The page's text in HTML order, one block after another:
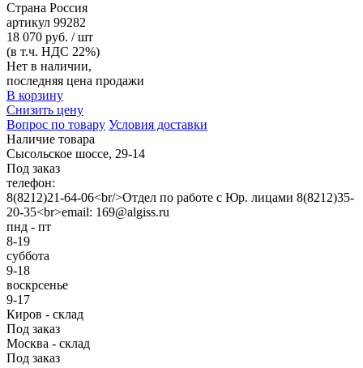
Страна Россия
артикул 99282
18 070 руб. / шт
(в т.ч. НДС 22%)
Нет в наличии,
последняя цена продажи
В корзину
Снизить цену
Вопрос по товару Условия доставки
Наличие товара
Сысольское шоссе, 29-14
Под заказ
телефон:
8(8212)21-64-06<br/>Отдел по работе с Юр. лицами 8(8212)35-
20-35<br>email: 169@algiss.ru
пнд - пт
8-19
суббота
9-18
воскрсенье
9-17
Киров - склад
Под заказ
Москва - склад
Под заказ